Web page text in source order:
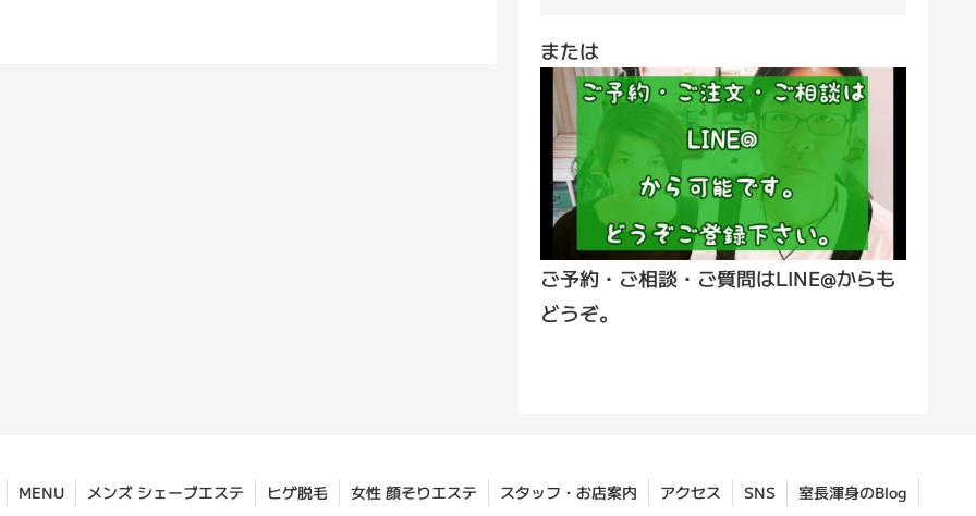
または
ご予約・ご相談・ご質問はLINE@からも
どうぞ。
MENU メンズ シェーブエステ ヒゲ脱毛 女性 顔そりエステ スタッフ・お店案内 アクセス SNS 室長渾身のBlog